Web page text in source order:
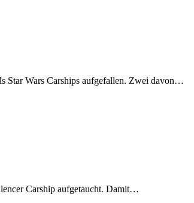
Star Wars Carships aufgefallen. Zwei davon…
Carship aufgetaucht. Damit…